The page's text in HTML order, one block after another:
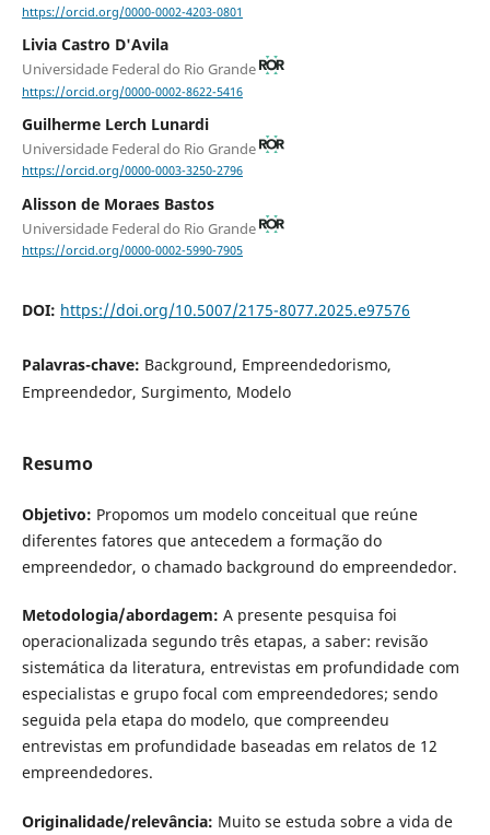
https://orcid.org/0000-0002-4203-0801
Livia Castro D'Avila
Universidade Federal do Rio Grande
https://orcid.org/0000-0002-8622-5416
Guilherme Lerch Lunardi
Universidade Federal do Rio Grande
https://orcid.org/0000-0003-3250-2796
Alisson de Moraes Bastos
Universidade Federal do Rio Grande
https://orcid.org/0000-0002-5990-7905
DOI: https://doi.org/10.5007/2175-8077.2025.e97576
Palavras-chave: Background, Empreendedorismo,
Empreendedor, Surgimento, Modelo
Resumo
Objetivo: Propomos um modelo conceitual que reúne
diferentes fatores que antecedem a formação do
empreendedor, o chamado background do empreendedor.
Metodologia/abordagem: A presente pesquisa foi
operacionalizada segundo três etapas, a saber: revisão
sistemática da literatura, entrevistas em profundidade com
especialistas e grupo focal com empreendedores; sendo
seguida pela etapa do modelo, que compreendeu
entrevistas em profundidade baseadas em relatos de 12
empreendedores.
Originalidade/relevância: Muito se estuda sobre a vida de